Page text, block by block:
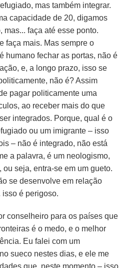
mas também integrar.
capacidade de 20, digamos
mas... faça até esse ponto.
faça mais. Mas sempre o
humano fechar as portas, não é
e, a longo prazo, isso se
não é? Assim
pagar politicamente uma
ao receber mais do que
integrados. Porque, qual é o
ou um imigrante – isso
– não é integrado, não está
a palavra, é um neologismo,
seja, entra-se em um gueto.
se desenvolve em relação
isso é perigoso.
conselheiro para os países que
é o medo, e o melhor
Eu falei com um
sueco nestes dias, e ele me
que, neste momento – isso